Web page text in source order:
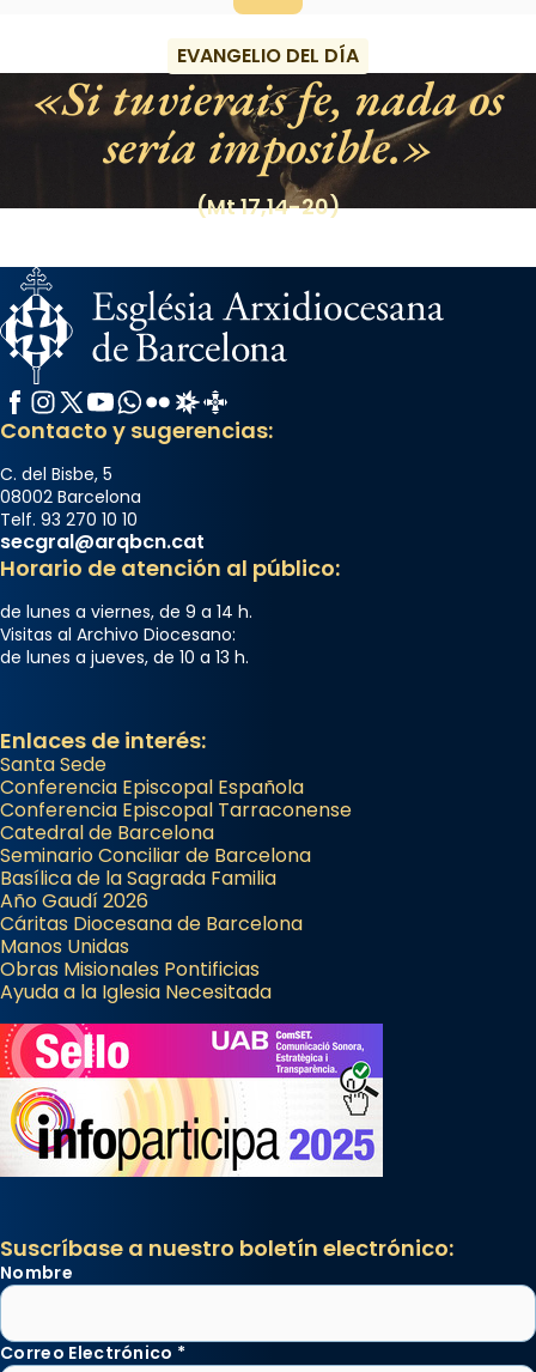
EVANGELIO DEL DÍA
Si tuvierais fe, nada os
sería imposible.
(Mt 17,14-20)
Facebook
Instagram
X / Twitter
YouTube
WhatsApp
FlickrRadio Estel
Catalunya Cristiana
Contacto y sugerencias:
C. del Bisbe, 5
08002 Barcelona
Telf. 93 270 10 10
secgral@arqbcn.cat
Horario de atención al público:
de lunes a viernes, de 9 a 14 h.
Visitas al Archivo Diocesano:
de lunes a jueves, de 10 a 13 h.
Enlaces de interés:
Santa Sede
Conferencia Episcopal Española
Conferencia Episcopal Tarraconense
Catedral de Barcelona
Seminario Conciliar de Barcelona
Basílica de la Sagrada Familia
Año Gaudí 2026
Cáritas Diocesana de Barcelona
Manos Unidas
Obras Misionales Pontificias
Ayuda a la Iglesia Necesitada
Suscríbase a nuestro boletín electrónico:
Nombre
Correo Electrónico *